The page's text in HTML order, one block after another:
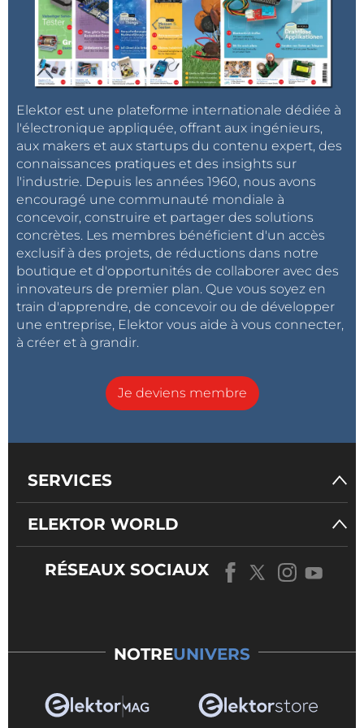
vous accompagner. Découvrez comment valoriser
votre passion en vous connectant avec des éditeurs,
mentors et une audience mondiale d’ingénieurs et
de makers.
Rejoignez le Réseau d’Experts Elektor ici.
Cette sessionnormalement proposée à 25 € est
offerte grâce àElektor Academy Pro.
Elektor est une plateforme internationale dédiée à
l'électronique appliquée, offrant aux ingénieurs,
aux makers et aux startups du contenu expert, des
connaissances pratiques et des insights sur
l'industrie. Depuis les années 1960, nous avons
encouragé une communauté mondiale à
concevoir, construire et partager des solutions
concrètes. Les membres bénéficient d'un accès
exclusif à des projets, de réductions dans notre
boutique et d'opportunités de collaborer avec des
innovateurs de premier plan. Que vous soyez en
train d'apprendre, de concevoir ou de développer
une entreprise, Elektor vous aide à vous connecter,
à créer et à grandir.
Je deviens membre
SERVICES
ELEKTOR WORLD
RÉSEAUX SOCIAUX
NOTREUNIVERS